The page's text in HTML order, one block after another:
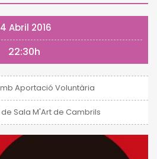
Abril 2016
22:30h
Aportació Voluntària
Sala M'Art de Cambrils